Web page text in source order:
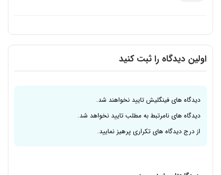
اولین دیدگاه را ثبت کنید
دیدگاه های فینگلیش تایید نخواهند شد.
دیدگاه های نامرتبط به مطلب تایید نخواهد شد.
از درج دیدگاه های تکراری پرهیز نمایید.